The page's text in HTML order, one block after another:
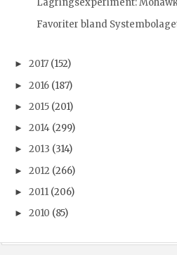
Lagringsexperiment:
Favoriter bland
► 2017 (152)
► 2016 (187)
► 2015 (201)
► 2014 (299)
► 2013 (314)
► 2012 (266)
► 2011 (206)
► 2010 (85)